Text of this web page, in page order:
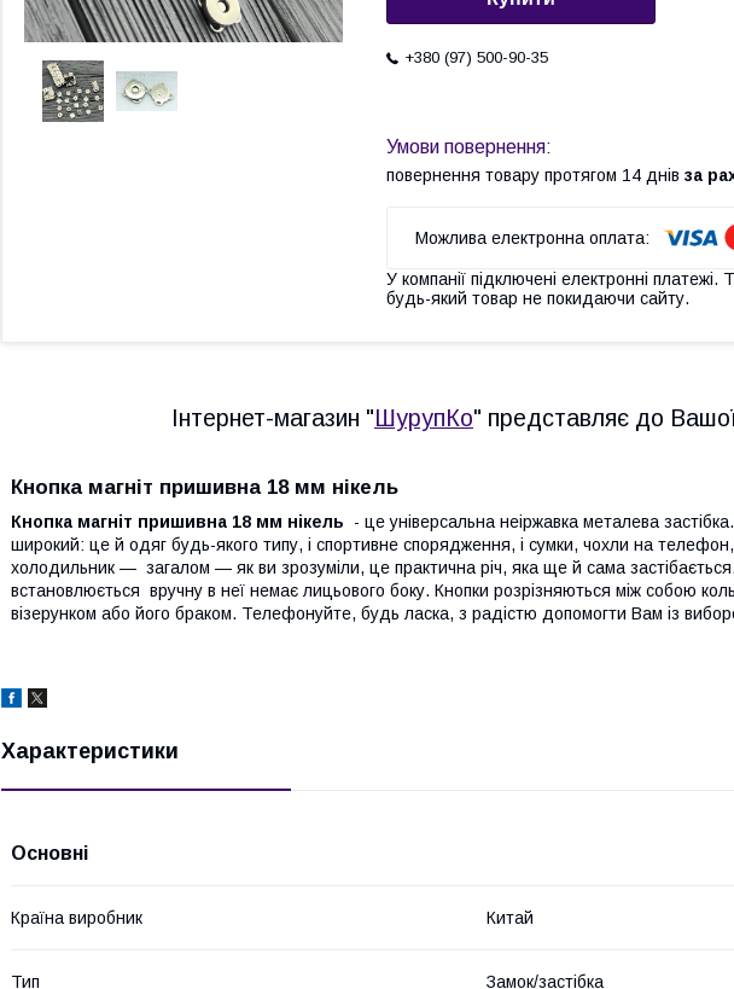
+380 (97) 500-90-35
повернення товару протягом 14 днів за
У компанії підключені електронні
будь-який товар не покидаючи сайту.
Інтернет-магазин "ШурупКо" представляє до
Кнопка магніт пришивна 18 мм нікель
Кнопка магніт пришивна 18 мм нікель - це універсальна неіржавка металева
широкий: це й одяг будь-якого типу, і спортивне спорядження, і сумки, чохли на телефон,
холодильник — загалом — як ви зрозуміли, це практична річ, яка ще й сама
встановлюється вручну в неї немає лицьового боку. Кнопки розрізняються між собою
візерунком або його браком. Телефонуйте, будь ласка, з радістю допомогти Вам із
Характеристики
Основні
Країна виробник Китай
Тип Замок/застібка